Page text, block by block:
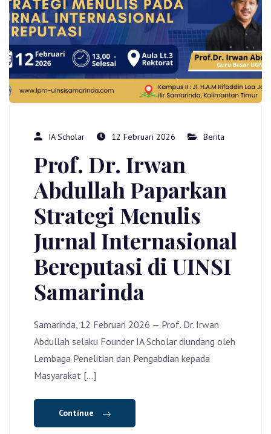
IA Scholar 12 Februari 2026 Berita
Prof. Dr. Irwan
Abdullah Paparkan
Strategi Menulis
Jurnal Internasional
Bereputasi di UINSI
Samarinda
Samarinda, 12 Februari 2026 — Prof. Dr. Irwan
Abdullah selaku Founder IA Scholar diundang oleh
Lembaga Penelitian dan Pengabdian kepada
Masyarakat […]
Continue